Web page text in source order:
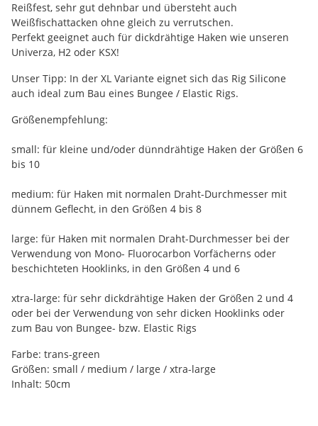
Reißfest, sehr gut dehnbar und übersteht auch
Weißfischattacken ohne gleich zu verrutschen.
Perfekt geeignet auch für dickdrähtige Haken wie unseren
Univerza, H2 oder KSX!
Unser Tipp: In der XL Variante eignet sich das Rig Silicone
auch ideal zum Bau eines Bungee / Elastic Rigs.
Größenempfehlung:
small: für kleine und/oder dünndrähtige Haken der Größen 6
bis 10
medium: für Haken mit normalen Draht-Durchmesser mit
dünnem Geflecht, in den Größen 4 bis 8
large: für Haken mit normalen Draht-Durchmesser bei der
Verwendung von Mono- Fluorocarbon Vorfächerns oder
beschichteten Hooklinks, in den Größen 4 und 6
xtra-large: für sehr dickdrähtige Haken der Größen 2 und 4
oder bei der Verwendung von sehr dicken Hooklinks oder
zum Bau von Bungee- bzw. Elastic Rigs
Farbe: trans-green
Größen: small / medium / large / xtra-large
Inhalt: 50cm